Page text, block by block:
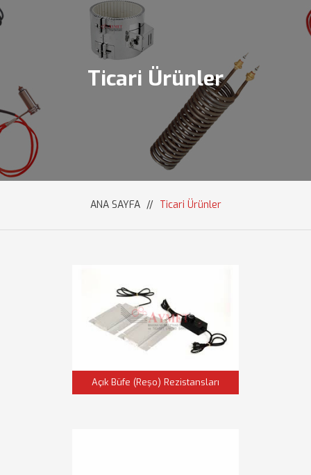
Ticari Ürünler
ANA SAYFA // Ticari Ürünler
Açık Büfe (Reşo) Rezistansları